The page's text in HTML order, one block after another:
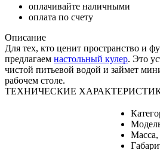
оплачивайте наличными
оплата по счету
Описание
Для тех, кто ценит пространство и
предлагаем настольный кулер. Это
чистой питьевой водой и займет
рабочем столе.
ТЕХНИЧЕСКИЕ
Масса,